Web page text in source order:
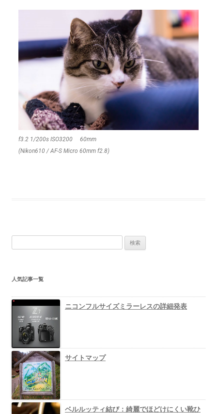
f3.2 1/200s ISO3200 60mm
(Nikon610 / AF-S Micro 60mm f2.8)
人気記事一覧
ニコンフルサイズミラーレスの詳細発表
サイトマップ
ベルルッティ結び：綺麗でほどけにくい靴ひ